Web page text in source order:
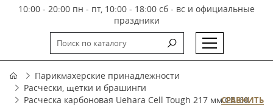
10:00 - 20:00 пн - пт, 10:00 - 18:00 сб - вс и официальные
праздники
Парикмахерские принадлежности
Расчески, щетки и брашинги
Расческа карбоновая Uehara Cell Tough 217 мм CB-60
СРАВНИТЬ